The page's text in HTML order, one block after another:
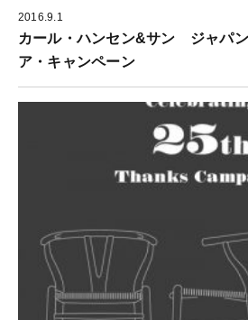
2016.9.1
カール・ハンセン&サン ジャパ
ア・キャンペーン